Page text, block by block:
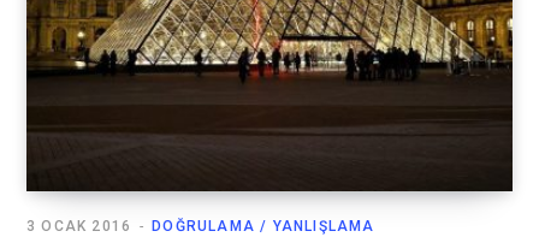
DOĞRULAMA / YANLIŞLAMA
3 OCAK 2016